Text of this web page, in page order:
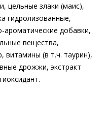
цельные злаки (маис),
гидролизованные,
ароматические добавки,
вещества,
витамины (в т.ч. таурин),
дрожжи, экстракт